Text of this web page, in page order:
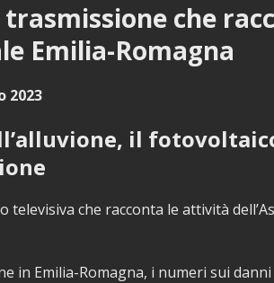
trasmissione che
Emilia-Romagna
2023
il
che racconta le attività
in Emilia-Romagna, i numeri sui